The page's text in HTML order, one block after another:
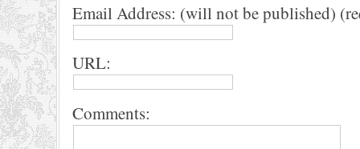
Email Address: (will not be published)
URL:
Comments: